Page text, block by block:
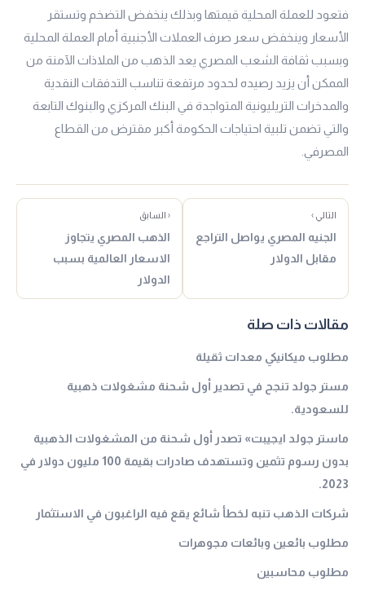
فتعود للعملة المحلية قيمتها وبذلك ينخفض التضخم وتستقر
الأسعار وينخفض سعر صرف العملات الأجنبية أمام العملة المحلية
وبسبب ثقافة الشعب المصري يعد الذهب من الملاذات الآمنة من
الممكن أن يزيد رصيده لحدود مرتفعة تناسب التدفقات النقدية
والمدخرات التريليونية المتواجدة في البنك المركزي والبنوك التابعة
والتي تضمن تلبية احتياجات الحكومة أكبر مقترض من القطاع
المصرفي.
التالي ›
الجنيه المصري يواصل التراجع
مقابل الدولار
‹ السابق
الذهب المصري يتجاوز
الاسعار العالمية بسبب
الدولار
مقالات ذات صلة
مطلوب ميكانيكي معدات ثقيلة
مستر جولد تنجح في تصدير أول شحنة مشغولات ذهبية
للسعودية.
ماستر جولد ايجيبت» تصدر أول شحنة من المشغولات الذهبية
بدون رسوم تثمين وتستهدف صادرات بقيمة 100 مليون دولار في
2023.
شركات الذهب تنبه لخطأ شائع يقع فيه الراغبون في الاستثمار
مطلوب بائعين وبائعات مجوهرات
مطلوب محاسبين